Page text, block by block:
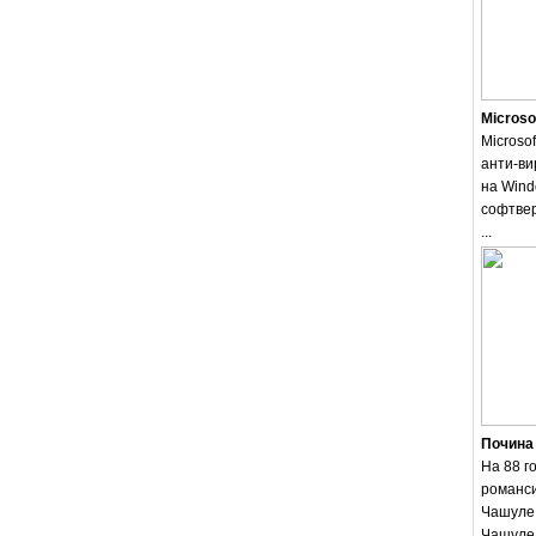
анти-
на
...
На 88